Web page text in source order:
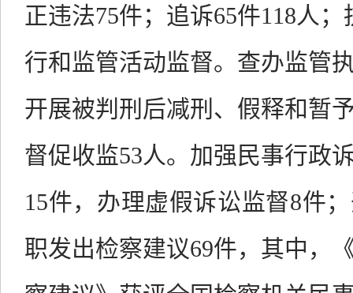
正违法75件；追诉65件118人；
行和监管活动监督。查办监管
开展被判刑后减刑、假释和暂
督促收监53人。加强民事行政
15件，办理虚假诉讼监督8件
职发出检察建议69件，其中，